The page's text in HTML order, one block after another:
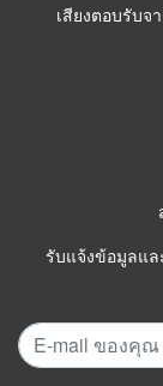
เสียงตอบรับจ
รับแจ้งข้อมูลแ